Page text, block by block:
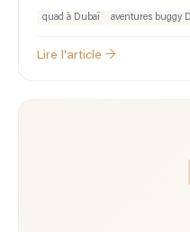
quad à Dubaï aventures buggy
Lire l'article →